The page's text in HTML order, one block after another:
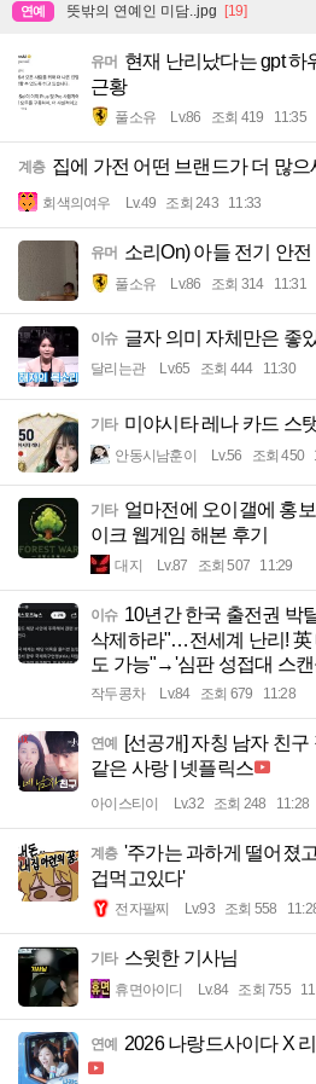
연예 뜻밖의 연예인 미담..jpg [19]
유머 현재 난리났다는 gpt 하
근황
풀소유 Lv.86 조회 419 11:35
계층 집에 가전 어떤 브랜드가 더 많으
회색의여우 Lv.49 조회 243 11:33
유머 소리On) 아들 전기 안전
풀소유 Lv.86 조회 314 11:31
이슈 글자 의미 자체만은 좋
달리는관 Lv.65 조회 444 11:30
기타 미야시타 레나 카드 스
안동시남훈이 Lv.56 조회 450
기타 얼마전에 오이갤에 홍
이크 웹게임 해본 후기
대지 Lv.87 조회 507 11:29
이슈 10년간 한국 출전권 박
삭제하라"…전세계 난리! 英
도 가능"→'심판 성접대 스
작두콩차 Lv.84 조회 679 11:28
연예
[선공개] 자칭 남자 친
같은 사랑 | 넷플릭스
아이스티이 Lv.32 조회 248 11:28
계층 '주가는 과하게 떨어졌
겁먹고있다'
전자팔찌 Lv.93 조회 558
기타 스윗한 기사님
휴면아이디 Lv.84 조회 755
연예 2026 나랑드사이다 X